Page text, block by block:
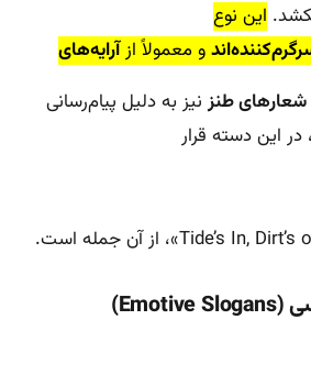
این نوع
و معمولاً ازآرایه‌های
شعارهای طنزنیز به دلیل پیام‌رسانی
در این دسته قرار